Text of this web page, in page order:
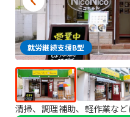
就労継続支援B型
清掃、調理補助、軽作業など